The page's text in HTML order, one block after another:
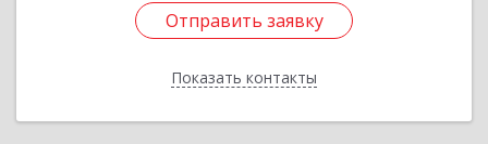
Отправить заявку
Показать контакты
Отправить заявку
Назад